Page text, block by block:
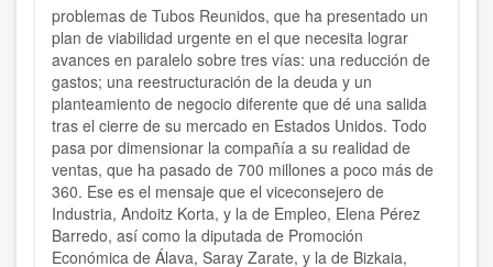
problemas de Tubos Reunidos, que ha presentado un
plan de viabilidad urgente en el que necesita lograr
avances en paralelo sobre tres vías: una reducción de
gastos; una reestructuración de la deuda y un
planteamiento de negocio diferente que dé una salida
tras el cierre de su mercado en Estados Unidos. Todo
pasa por dimensionar la compañía a su realidad de
ventas, que ha pasado de 700 millones a poco más de
360. Ese es el mensaje que el viceconsejero de
Industria, Andoitz Korta, y la de Empleo, Elena Pérez
Barredo, así como la diputada de Promoción
Económica de Álava, Saray Zarate, y la de Bizkaia,